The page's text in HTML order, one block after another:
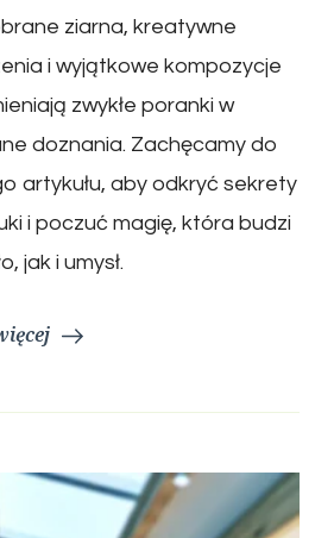
ziarna, kreatywne
i wyjątkowe kompozycje
zwykłe poranki w
doznania. Zachęcamy do
artykułu, aby odkryć sekrety
i poczuć magię, która budzi
jak i umysł.